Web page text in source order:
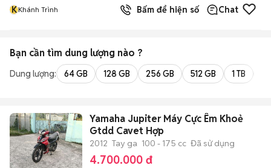
KKhánh Trình Bấm để hiện số Chat
Bạn cần tìm dung lượng nào ?
Dung lượng: 64 GB 128 GB 256 GB 512 GB 1 TB
Yamaha Jupiter Máy Cực Êm Khoẻ
Gtdd Cavet Hợp
2012 Tay ga 100 - 175 cc Đã sử dụng
4.700.000 đ